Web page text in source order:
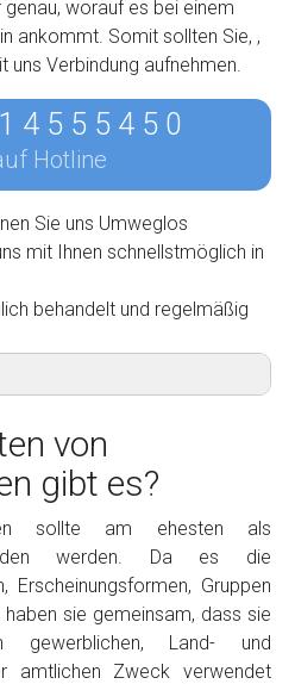
worauf es bei einem
ankommt. Somit sollten Sie, ,
uns Verbindung aufnehmen.
4 5 5 5 4 5 0
Hotline
Sie uns Umweglos
mit Ihnen schnellstmöglich in
behandelt und regelmäßig
von
gibt es?
sollte am ehesten als
werden. Da es die
Erscheinungsformen, Gruppen
sie gemeinsam, dass sie
gewerblichen, Land- und
amtlichen Zweck verwendet